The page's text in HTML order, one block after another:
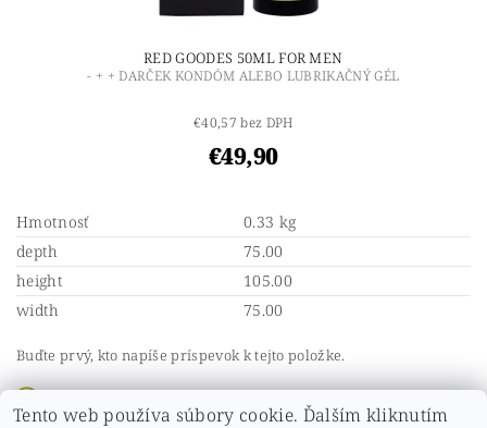
RED GOODES 50ML FOR MEN
- + + DARČEK KONDÓM ALEBO LUBRIKAČNÝ GÉL
€40,57 bez DPH
€49,90
Hmotnosť
0.33 kg
depth
75.00
height
105.00
width
75.00
Buďte prvý, kto napíše príspevok k tejto položke.
Pridať komentár
Buďte prvý, kto napíše príspevok k tejto položke.
Tento web používa súbory cookie. Ďalším kliknutím